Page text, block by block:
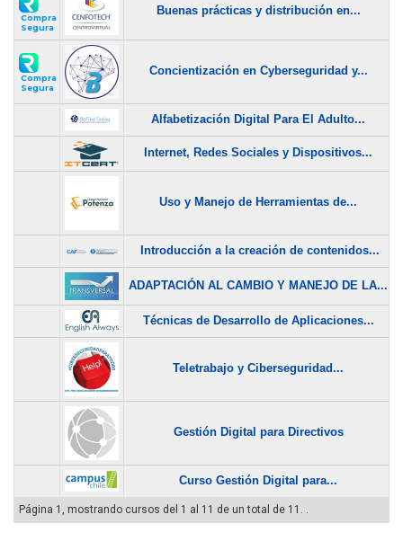
Compra
Segura
Buenas prácticas y distribución en...
Compra
Segura
Concientización en Cyberseguridad y...
Alfabetización Digital Para El Adulto...
Internet, Redes Sociales y Dispositivos...
Uso y Manejo de Herramientas de...
Introducción a la creación de contenidos...
ADAPTACIÓN AL CAMBIO Y MANEJO DE LA...
Técnicas de Desarrollo de Aplicaciones...
Teletrabajo y Ciberseguridad...
Gestión Digital para Directivos
Curso Gestión Digital para...
Página 1, mostrando cursos del 1 al 11 de un total de 11. .